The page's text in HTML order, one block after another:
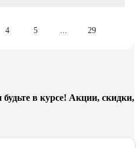
4 5 29
будьте в курсе! Акции, скидки,